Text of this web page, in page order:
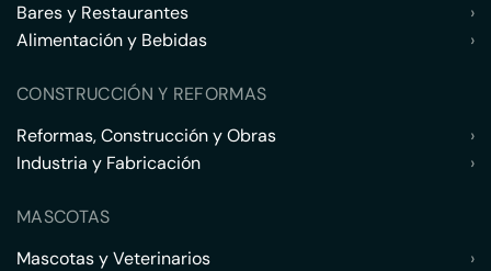
Bares y Restaurantes
›
Alimentación y Bebidas
›
CONSTRUCCIÓN Y REFORMAS
Reformas, Construcción y Obras
›
Industria y Fabricación
›
MASCOTAS
Mascotas y Veterinarios
›